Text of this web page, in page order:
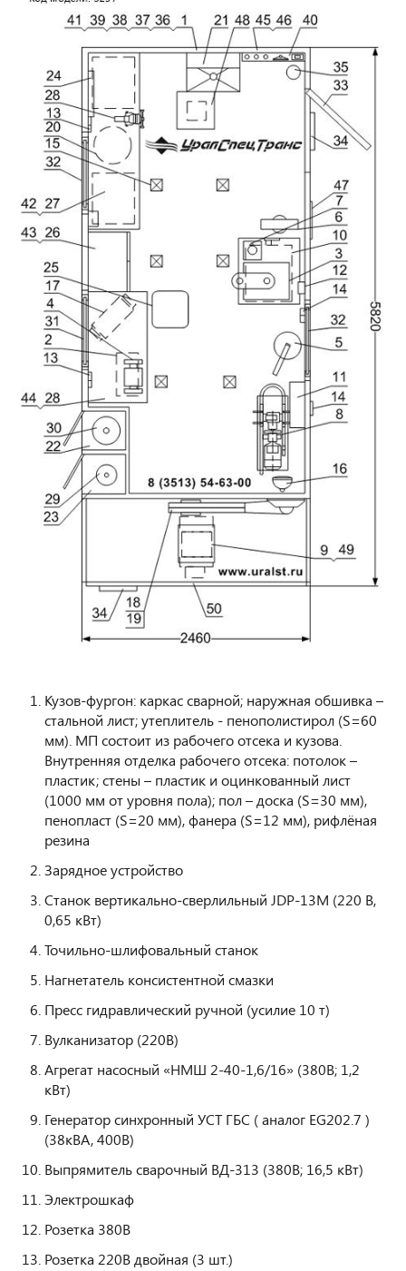
Кузов-фургон: каркас сварной; наружная обшивка –
стальной лист; утеплитель - пенополистирол (S=60
мм). МП состоит из рабочего отсека и кузова.
Внутренняя отделка рабочего отсека: потолок –
пластик; стены – пластик и оцинкованный лист
(1000 мм от уровня пола); пол – доска (S=30 мм),
пенопласт (S=20 мм), фанера (S=12 мм), рифлёная
резина
Зарядное устройство
Станок вертикально-сверлильный JDP-13М (220 В,
0,65 кВт)
Точильно-шлифовальный станок
Нагнетатель консистентной смазки
Пресс гидравлический ручной (усилие 10 т)
Вулканизатор (220В)
Агрегат насосный «НМШ 2-40-1,6/16» (380В; 1,2
кВт)
Генератор синхронный УСТ ГБС ( аналог EG202.7 )
(38кВА, 400В)
Выпрямитель сварочный ВД-313 (380В; 16,5 кВт)
Электрошкаф
Розетка 380В
Розетка 220В двойная (3 шт.)